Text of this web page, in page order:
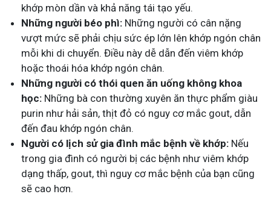
khớp mòn dần và khả năng tái tạo yếu.
Những người béo phì: Những người có cân nặng
vượt mức sẽ phải chịu sức ép lớn lên khớp ngón chân
mỗi khi di chuyển. Điều này dễ dẫn đến viêm khớp
hoặc thoái hóa khớp ngón chân.
Những người có thói quen ăn uống không khoa
học: Những bà con thường xuyên ăn thực phẩm giàu
purin như hải sản, thịt đỏ có nguy cơ mắc gout, dẫn
đến đau khớp ngón chân.
Người có lịch sử gia đình mắc bệnh về khớp: Nếu
trong gia đình có người bị các bệnh như viêm khớp
dạng thấp, gout, thì nguy cơ mắc bệnh của bạn cũng
sẽ cao hơn.